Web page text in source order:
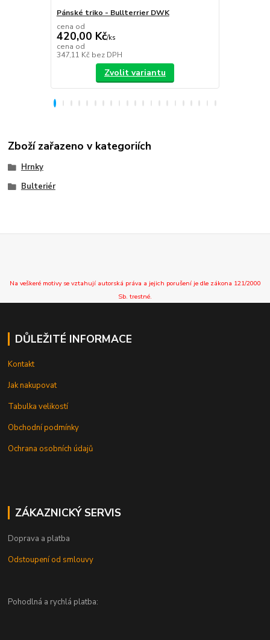
Pánské triko - Bullterrier DWK
cena od
420,00 Kč/ks
cena od
347,11 Kč bez DPH
Zvolit variantu
Zboží zařazeno v kategoriích
Hrnky
Bulteriér
Na veškeré motivy se vztahují autorská práva a jejich porušení je dle zákona 121/2000
Sb. trestné.
DŮLEŽITÉ INFORMACE
Kontakt
Jak nakupovat
Tabulka velikostí
Obchodní podmínky
Ochrana osobních údajů
ZÁKAZNICKÝ SERVIS
Doprava a platba
Odstoupení od smlouvy
Pohodlná a rychlá platba: